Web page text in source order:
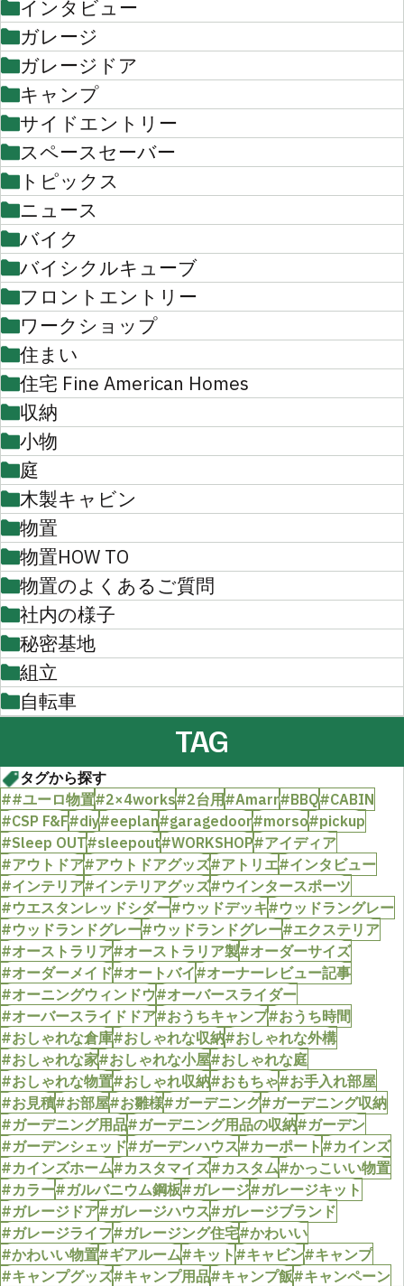
インタビュー
ガレージ
ガレージドア
キャンプ
サイドエントリー
スペースセーバー
トピックス
ニュース
バイク
バイシクルキューブ
フロントエントリー
ワークショップ
住まい
住宅 Fine American Homes
収納
小物
庭
木製キャビン
物置
物置HOW TO
物置のよくあるご質問
社内の様子
秘密基地
組立
自転車
TAG
タグから探す
##ユーロ物置#2×4works#2台用#Amarr#BBQ#CABIN
#CSP F&F#diy#eeplan#garagedoor#morso#pickup
#Sleep OUT#sleepout#WORKSHOP#アイディア
#アウトドア#アウトドアグッズ#アトリエ#インタビュー
#インテリア#インテリアグッズ#ウインタースポーツ
#ウエスタンレッドシダー#ウッドデッキ#ウッドラングレー
#ウッドランドグレー#ウッドランドグレー#エクステリア
#オーストラリア#オーストラリア製#オーダーサイズ
#オーダーメイド#オートバイ#オーナーレビュー記事
#オーニングウィンドウ#オーバースライダー
#オーバースライドドア#おうちキャンプ#おうち時間
#おしゃれな倉庫#おしゃれな収納#おしゃれな外構
#おしゃれな家#おしゃれな小屋#おしゃれな庭
#おしゃれな物置#おしゃれ収納#おもちゃ#お手入れ部屋
#お見積#お部屋#お雛様#ガーデニング#ガーデニング収納
#ガーデニング用品#ガーデニング用品の収納#ガーデン
#ガーデンシェッド#ガーデンハウス#カーポート#カインズ
#カインズホーム#カスタマイズ#カスタム#かっこいい物置
#カラー#ガルバニウム鋼板#ガレージ#ガレージキット
#ガレージドア#ガレージハウス#ガレージブランド
#ガレージライフ#ガレージング住宅#かわいい
#かわいい物置#ギアルーム#キット#キャビン#キャンプ
#キャンプグッズ#キャンプ用品#キャンプ飯#キャンペーン